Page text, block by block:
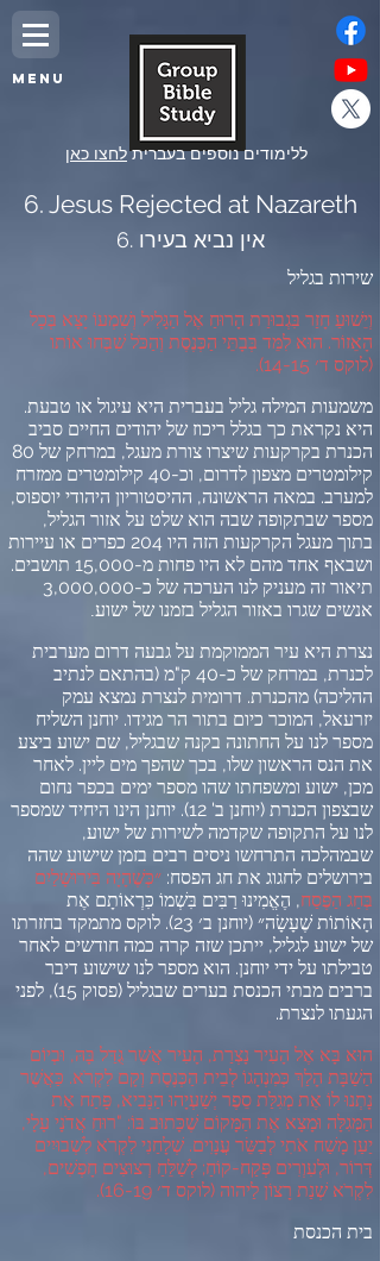
MENU
6. Jesus Rejected at Nazareth
6. אין נביא בעירו
שירות בגליל
וְיֵשׁוּעַ חָזַר בִּגְבוּרַת הָרוּחַ אֶל הַגָּלִיל וְשִׁמְעוֹ יָצָא בְּכָל
הָאֵזוֹר. הוּא לִמֵּד בְּבָתֵּי הַכְּנֶסֶת וְהַכֹּל שִׁבְּחוּ אוֹתו
(לוקס ד׳ 14-15).
משמעות המילה גליל בעברית היא עיגול או טבעת.
היא נקראת כך בגלל ריכוז של יהודים החיים סביב
הכנרת בקרקעות שיצרו צורת מעגל, במרחק של 80
קילומטרים מצפון לדרום, וכ-40
קילומטרים ממזרח
למערב. במאה הראשונה, ההיסטוריון היהודי יוספוס,
מספר שבתקופה שבה הוא שלט על אזור הגליל,
בתוך מעגל הקרקעות הזה היו 204 כפרים או עיירות
ושבאף אחד מהם לא היו פחות מ-15,000 תושבים.
תיאור זה מעניק לנו הערכה של כ-3,000,000
אנשים שגרו באזור הגליל בזמנו של ישוע.
נצרת היא עיר הממוקמת על גבעה דרום מערבית
לכנרת, במרחק של כ-40 ק"מ (בהתאם לנתיב
ההליכה) מהכנרת. דרומית לנצרת נמצא עמק
יזרעאל, המוכר כיום בתור הר מגידו. יוחנן השליח
מספר לנו על החתונה בקנה שבגליל, שם ישוע ביצע
את הנס הראשון שלו, בכך שהפך מים ליין. לאחר
מכן, ישוע ומשפחתו שהו מספר ימים בכפר נחום
שבצפון הכנרת (יוחנן ב' 12).
יוחנן הינו היחיד שמספר
לנו על התקופה שקדמה לשירות של ישוע,
שבמהלכה התרחשו ניסים רבים בזמן שישוע שהה
בירושלים לחגוג את חג הפסח: ״כְּשֶׁהָיָה בִּירוּשָׁלַיִם
בְּחַג הַפֶּסַח, הֶאֱמִינוּ רַבִּים בִּשְׁמוֹ כִּרְאוֹתָם אֶת
הָאוֹתוֹת שֶׁעָשָׂה״ (יוחנן ב׳ 23). לוקס מתמקד בחזרתו
של ישוע לגליל, ייתכן שזה קרה כמה חודשים לאחר
טבילתו על ידי יוחנן. הוא מספר לנו שישוע דיבר
ברבים מבתי הכנסת בערים שבגליל (פסוק 15),
לפני
הגעתו לנצרת.
הוּא בָּא אֶל הָעִיר נָצְרַת, הָעִיר אֲשֶׁר גֻּדַּל בָּהּ, וּבְיוֹם
הַשַׁבָּת הָלַךְ כְּמִנְהָגוֹ לְבֵית הַכְּנֶסֶת וְקָם לִקְרֹא. כַּאֲשֶׁר
נָתְנוּ לוֹ אֶת מְגִלַּת סֵפֶר יְשַׁעְיָהוּ הַנָּבִיא, פָּתַח אֶת
הַמְּגִלָּה וּמָצָא אֶת הַמָּקוֹם שֶׁכָּתוּב בּוֹ: "רוּחַ אֲדֹנָי עָלָי,
יַעַן מָשַׁח אֹתִי לְבַשֵּׂר עֲנָוִים. שְׁלָחַנִי לִקְרֹא לִשְׁבוּיִים
דְּרוֹר, וּלְעִוְרִים פְּקַח-קוֹחַ; לְשַׁלֵּחַ רְצוּצִים חָפְשִׁים,
לִקְרֹא שְׁנַת רָצוֹן לַיהוה (לוקס ד׳ 16-19).
בית הכנסת
ללימודים נוספים בעבריתלחצו כאן